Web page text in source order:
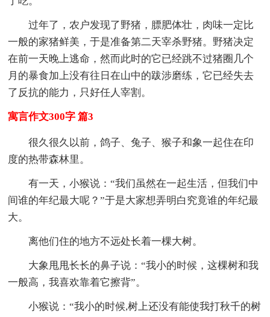
过年了，农户发现了野猪，膘肥体壮，肉味一定比
一般的家猪鲜美，于是准备第二天宰杀野猪。野猪决定
在前一天晚上逃命，然而此时的它已经跳不过猪圈几个
月的暴食加上没有往日在山中的跋涉磨练，它已经失去
了反抗的能力，只好任人宰割。
寓言作文300字 篇3
很久很久以前，鸽子、兔子、猴子和象一起住在印
度的热带森林里。
有一天，小猴说：“我们虽然在一起生活，但我们中
间谁的年纪最大呢？”于是大家想弄明白究竟谁的年纪最
大。
离他们住的地方不远处长着一棵大树。
大象甩甩长长的鼻子说：“我小的时候，这棵树和我
一般高，我喜欢靠着它擦背”。
小猴说：“我小的时候,树上还没有能使我打秋千的树